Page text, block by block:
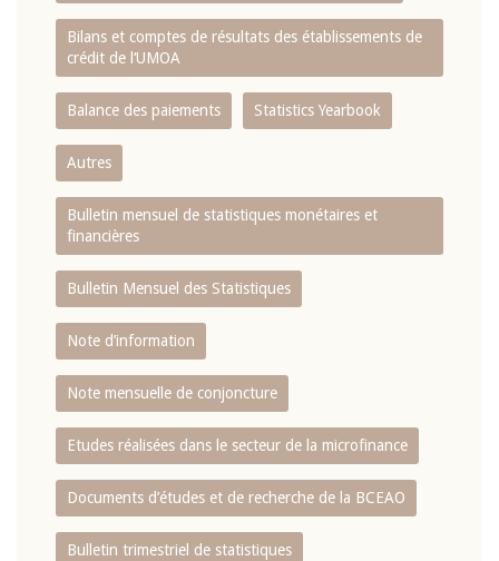
Bilans et comptes de résultats des établissements de
crédit de l‘UMOA
Balance des paiements Statistics Yearbook
Autres
Bulletin mensuel de statistiques monétaires et
financières
Bulletin Mensuel des Statistiques
Note d’information
Note mensuelle de conjoncture
Etudes réalisées dans le secteur de la microfinance
Documents d’études et de recherche de la BCEAO
Bulletin trimestriel de statistiques